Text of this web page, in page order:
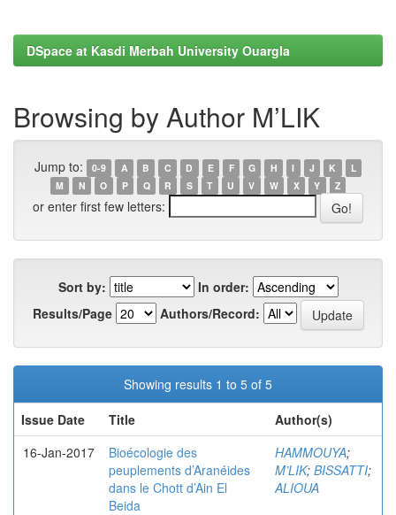
DSpace at Kasdi Merbah University Ouargla
Browsing by Author M’LIK
Jump to: 0-9 A B C D E F G H I J K
L
M
N O P Q R S T U V W X Y Z
or enter first few letters:
Sort by:
In order:
Results/Page
Authors/Record:
Showing results 1 to 5 of 5
Issue Date
Title
Author(s)
16-Jan-2017
Bioécologie des
peuplements d’Aranéides
dans le Chott d’Ain El
Beida
HAMMOUYA;
M’LIK; BISSATTI;
ALIOUA